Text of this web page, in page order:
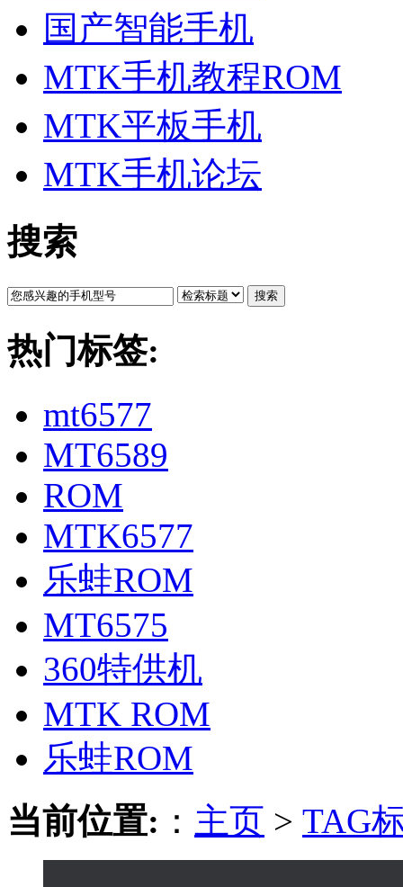
国产智能手机
MTK手机教程ROM
MTK平板手机
MTK手机论坛
搜索
搜索
热门标签:
mt6577
MT6589
ROM
MTK6577
乐蛙ROM
MT6575
360特供机
MTK ROM
乐蛙ROM
当前位置: ： 主页 > TAG